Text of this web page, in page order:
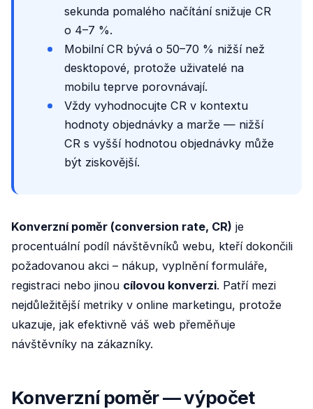
sekunda pomalého načítání snižuje CR
o 4–7 %.
Mobilní CR bývá o 50–70 % nižší než
desktopové, protože uživatelé na
mobilu teprve porovnávají.
Vždy vyhodnocujte CR v kontextu
hodnoty objednávky a marže — nižší
CR s vyšší hodnotou objednávky může
být ziskovější.
Konverzní poměr (conversion rate, CR) je
procentuální podíl návštěvníků webu, kteří dokončili
požadovanou akci – nákup, vyplnění formuláře,
registraci nebo jinou cílovou konverzi. Patří mezi
nejdůležitější metriky v online marketingu, protože
ukazuje, jak efektivně váš web přeměňuje
návštěvníky na zákazníky.
Konverzní poměr — výpočet